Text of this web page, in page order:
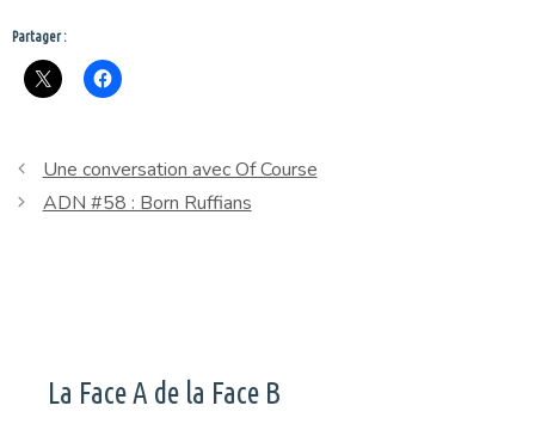
Partager :
Une conversation avec Of Course
ADN #58 : Born Ruffians
La Face A de la Face B